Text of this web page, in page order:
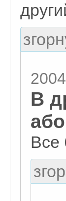
В
Все